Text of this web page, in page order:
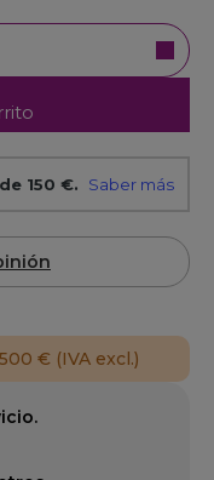
€ (IVA excl.)